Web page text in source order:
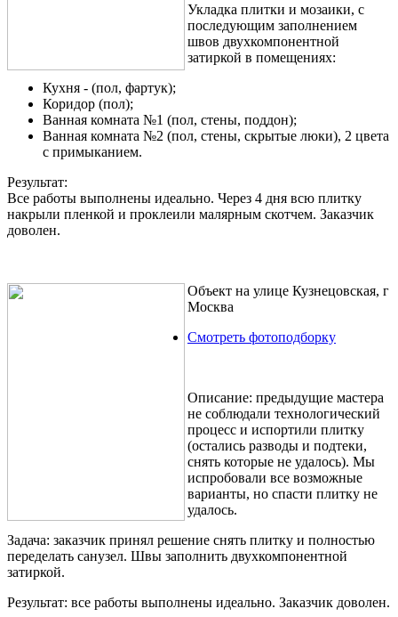
Укладка плитки и мозаики, с
последующим заполнением
швов двухкомпонентной
затиркой в помещениях:
Кухня - (пол, фартук);
Коридор (пол);
Ванная комната №1 (пол, стены, поддон);
Ванная комната №2 (пол, стены, скрытые люки), 2 цвета
с примыканием.
Результат:
Все работы выполнены идеально. Через 4 дня всю плитку
накрыли пленкой и проклеили малярным скотчем. Заказчик
доволен.
Объект на улице Кузнецовская, г
Москва
Смотреть фотоподборку
Описание: предыдущие мастера
не соблюдали технологический
процесс и испортили плитку
(остались разводы и подтеки,
снять которые не удалось). Мы
испробовали все возможные
варианты, но спасти плитку не
удалось.
Задача: заказчик принял решение снять плитку и полностью
переделать санузел. Швы заполнить двухкомпонентной
затиркой.
Результат: все работы выполнены идеально. Заказчик доволен.